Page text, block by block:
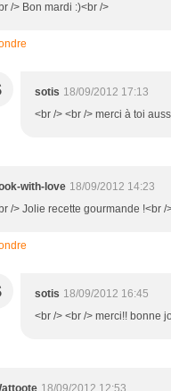
/> Bon mardi :)<br />
sotis 18/09/2012 17:13
<br /> <br /> merci à toi
with-love 18/09/2012 14:23
/> Jolie recette gourmande !<br /
sotis 18/09/2012 16:45
<br /> <br /> merci!! bonne